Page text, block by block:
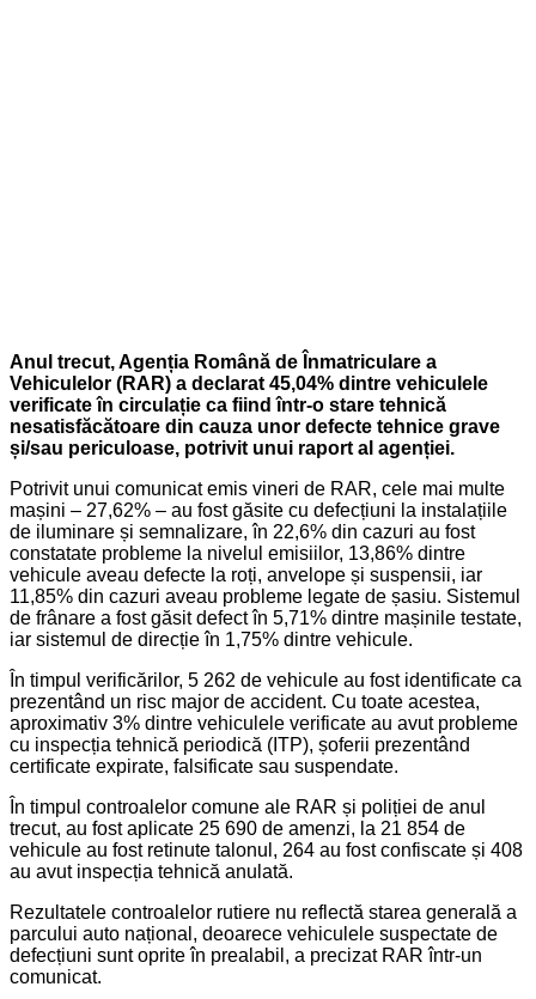
Anul trecut, Agenția Română de Înmatriculare a
Vehiculelor (RAR) a declarat 45,04% dintre vehiculele
verificate în circulație ca fiind într-o stare tehnică
nesatisfăcătoare din cauza unor defecte tehnice grave
și/sau periculoase, potrivit unui raport al agenției.
Potrivit unui comunicat emis vineri de RAR, cele mai multe
mașini – 27,62% – au fost găsite cu defecțiuni la instalațiile
de iluminare și semnalizare, în 22,6% din cazuri au fost
constatate probleme la nivelul emisiilor, 13,86% dintre
vehicule aveau defecte la roți, anvelope și suspensii, iar
11,85% din cazuri aveau probleme legate de șasiu. Sistemul
de frânare a fost găsit defect în 5,71% dintre mașinile testate,
iar sistemul de direcție în 1,75% dintre vehicule.
În timpul verificărilor, 5 262 de vehicule au fost identificate ca
prezentând un risc major de accident. Cu toate acestea,
aproximativ 3% dintre vehiculele verificate au avut probleme
cu inspecția tehnică periodică (ITP), șoferii prezentând
certificate expirate, falsificate sau suspendate.
În timpul controalelor comune ale RAR și poliției de anul
trecut, au fost aplicate 25 690 de amenzi, la 21 854 de
vehicule au fost retinute talonul, 264 au fost confiscate și 408
au avut inspecția tehnică anulată.
Rezultatele controalelor rutiere nu reflectă starea generală a
parcului auto național, deoarece vehiculele suspectate de
defecțiuni sunt oprite în prealabil, a precizat RAR într-un
comunicat.